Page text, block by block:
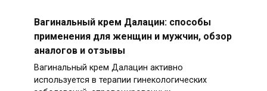
Вагинальный крем Далацин: способы
применения для женщин и мужчин, обзор
аналогов и отзывы
Вагинальный крем Далацин активно
используется в терапии гинекологических